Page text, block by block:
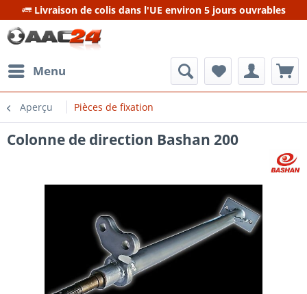
Livraison de colis dans l'UE environ 5 jours ouvrables
Menu
Aperçu Pièces de fixation
Colonne de direction Bashan 200